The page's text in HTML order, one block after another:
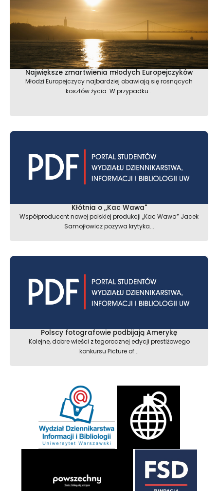
Największe zmartwienia młodych Europejczyków
Młodzi Europejczycy najbardziej obawiają się rosnących
kosztów życia. W przypadku...
Kłótnia o ,,Kac Wawa"
Współproducent nowej polskiej produkcji ,,Kac Wawa” Jacek
Samojłowicz pozywa krytyka...
Polscy fotografowie podbijają Amerykę
Kolejne, dobre wieści z tegorocznej edycji prestiżowego
konkursu Picture of...